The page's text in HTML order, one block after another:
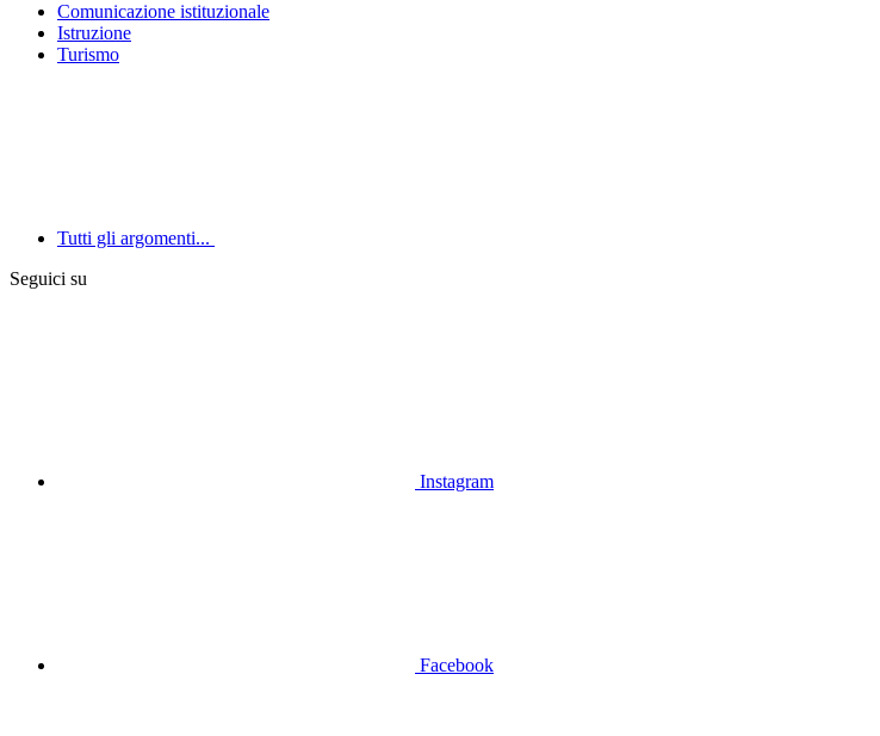
Comunicazione istituzionale
Istruzione
Turismo
Tutti gli argomenti...
Seguici su
Instagram
Facebook